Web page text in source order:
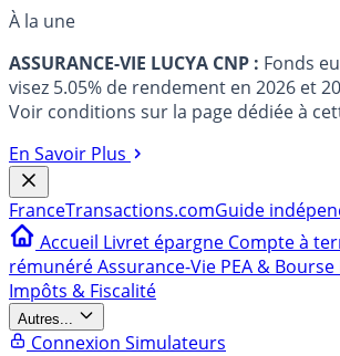
À la une
ASSURANCE-VIE LUCYA CNP : Fonds
visez 5.05% de rendement en 2026 et
Voir conditions sur la page dédiée à
En Savoir Plus
FranceTransactions.comGuide
Accueil Livret épargne Compte à
rémunéréAssurance-Vie PEA & Bourse
Impôts & Fiscalité
Autres...
Connexion Simulateurs